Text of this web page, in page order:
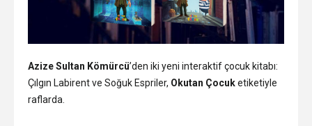
Azize Sultan Kömürcü’den iki yeni interaktif çocuk kitabı:
Çılgın Labirent ve Soğuk Espriler, Okutan Çocuketiketiyle
raflarda.